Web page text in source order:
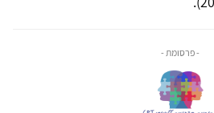
- פרסומת -